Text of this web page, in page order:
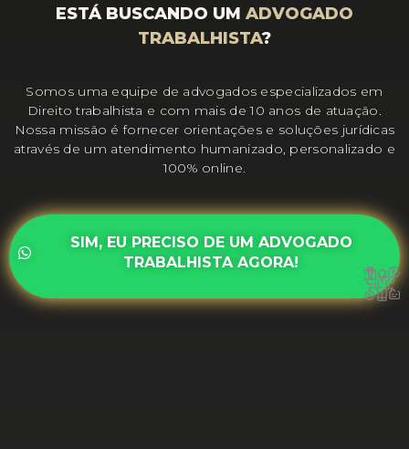
ESTÁ BUSCANDO UM ADVOGADO
TRABALHISTA?
Somos uma equipe de advogados especializados em
Direito trabalhista e com mais de 10 anos de atuação.
Nossa missão é fornecer orientações e soluções jurídicas
através de um atendimento humanizado, personalizado e
100% online.
SIM, EU PRECISO DE UM ADVOGADO
TRABALHISTA AGORA!